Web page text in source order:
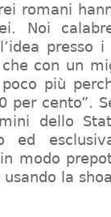
romani
Noi
presso
con un
più
per cento”.
dello
modo
la